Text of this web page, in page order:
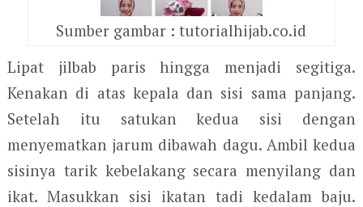
Sumber gambar : tutorialhijab.co.id
Lipat jilbab paris hingga menjadi segitiga.
Kenakan di atas kepala dan sisi sama panjang.
Setelah itu satukan kedua sisi dengan
menyematkan jarum dibawah dagu. Ambil kedua
sisinya tarik kebelakang secara menyilang dan
ikat. Masukkan sisi ikatan tadi kedalam baju.